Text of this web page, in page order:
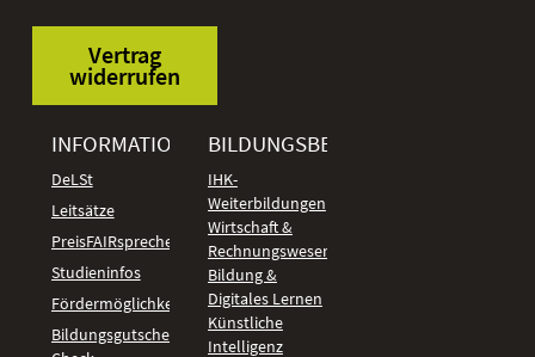
Vertrag
widerrufen
INFORMATIONEN
DeLSt
Leitsätze
PreisFAIRsprechen
Studieninfos
Fördermöglichkeiten
Bildungsgutschein
BILDUNGSBEREICHE
IHK-
Weiterbildungen
Wirtschaft &
Rechnungswesen
Bildung &
Digitales Lernen
Künstliche
Intelligenz